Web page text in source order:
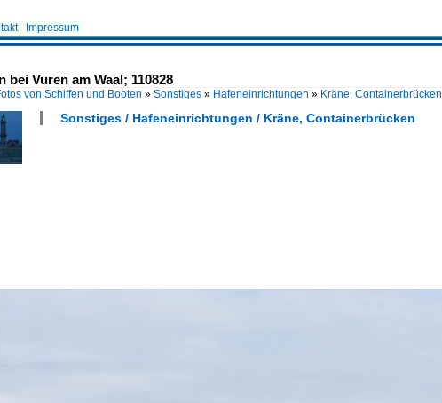
Impressum
bei Vuren am Waal; 110828
von Schiffen und Booten » Sonstiges » Hafeneinrichtungen » Kräne, Containerbrücken
Sonstiges / Hafeneinrichtungen / Kräne, Containerbrücken